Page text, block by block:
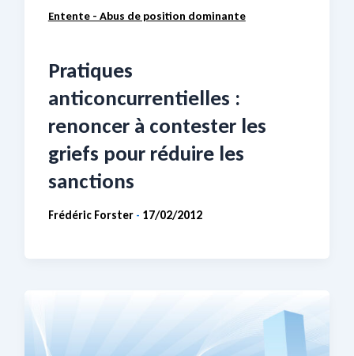
Entente - Abus de position dominante
Pratiques
anticoncurrentielles :
renoncer à contester les
griefs pour réduire les
sanctions
Frédéric Forster - 17/02/2012